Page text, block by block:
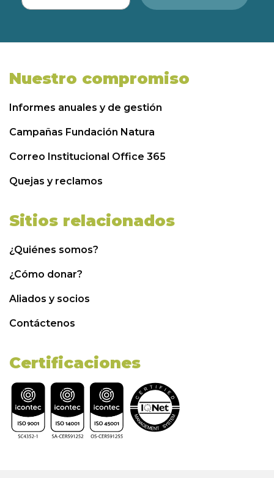
Nuestro compromiso
Informes anuales y de gestión
Campañas Fundación Natura
Correo Institucional Office 365
Quejas y reclamos
Sitios relacionados
¿Quiénes somos?
¿Cómo donar?
Aliados y socios
Contáctenos
Certificaciones